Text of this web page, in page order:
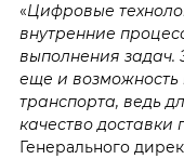
«Цифровые
внутренние
выполнения задач.
еще и возможность
транспорта, ведь
качество доставки
Генерального